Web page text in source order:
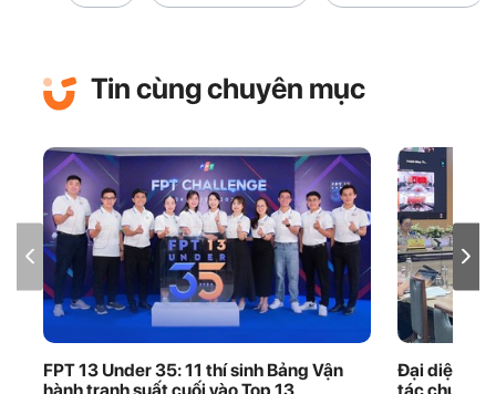
Tin cùng chuyên mục
FPT 13 Under 35: 11 thí sinh Bảng Vận
Đại diện